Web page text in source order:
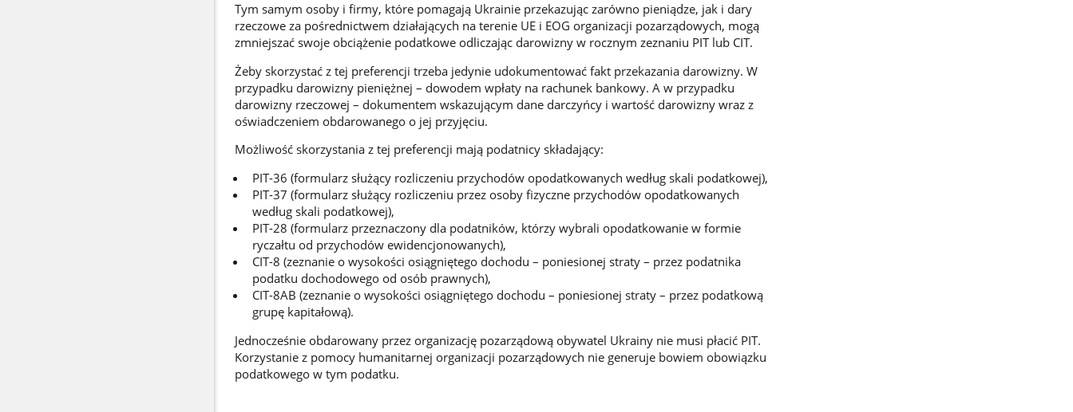
Tym samym osoby i firmy, które pomagają Ukrainie przekazując zarówno pieniądze, jak i dary
rzeczowe za pośrednictwem działających na terenie UE i EOG organizacji pozarządowych, mogą
zmniejszać swoje obciążenie podatkowe odliczając darowizny w rocznym zeznaniu PIT lub CIT.
Żeby skorzystać z tej preferencji trzeba jedynie udokumentować fakt przekazania darowizny. W
przypadku darowizny pieniężnej – dowodem wpłaty na rachunek bankowy. A w przypadku
darowizny rzeczowej – dokumentem wskazującym dane darczyńcy i wartość darowizny wraz z
oświadczeniem obdarowanego o jej przyjęciu.
Możliwość skorzystania z tej preferencji mają podatnicy składający:
PIT-36 (formularz służący rozliczeniu przychodów opodatkowanych według skali podatkowej),
PIT-37 (formularz służący rozliczeniu przez osoby fizyczne przychodów opodatkowanych
według skali podatkowej),
PIT-28 (formularz przeznaczony dla podatników, którzy wybrali opodatkowanie w formie
ryczałtu od przychodów ewidencjonowanych),
CIT-8 (zeznanie o wysokości osiągniętego dochodu – poniesionej straty – przez podatnika
podatku dochodowego od osób prawnych),
CIT-8AB (zeznanie o wysokości osiągniętego dochodu – poniesionej straty – przez podatkową
grupę kapitałową).
Jednocześnie obdarowany przez organizację pozarządową obywatel Ukrainy nie musi płacić PIT.
Korzystanie z pomocy humanitarnej organizacji pozarządowych nie generuje bowiem obowiązku
podatkowego w tym podatku.